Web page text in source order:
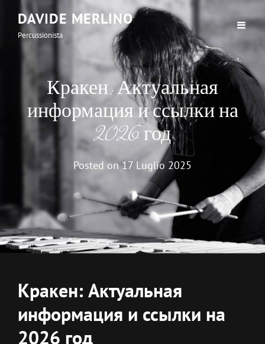
DAVIDE MERLINO
Percussionista
Кракен: Актуальная
информация и ссылки на
2026 год
Posted on17 Luglio 2025
Кракен: Актуальная
информация и ссылки на
2026 год